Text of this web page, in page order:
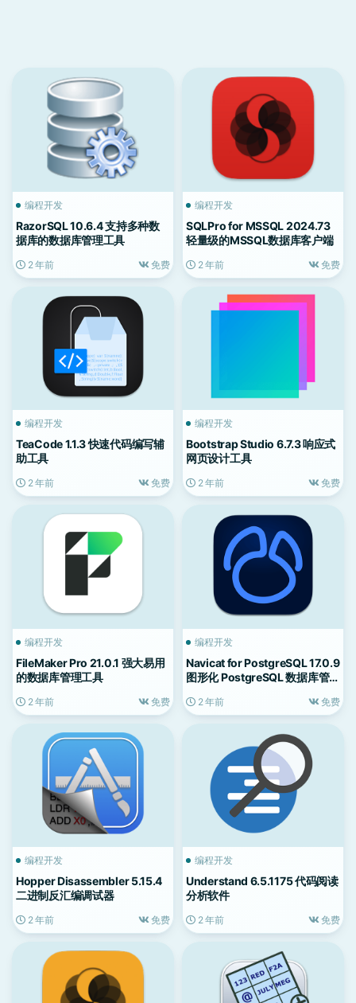
编程开发
RazorSQL 10.6.4 支持多种数
据库的数据库管理工具
2 年前 免费
编程开发
SQLPro for MSSQL 2024.73
轻量级的MSSQL数据库客户端
2 年前 免费
编程开发
TeaCode 1.1.3 快速代码编写辅
助工具
2 年前 免费
编程开发
Bootstrap Studio 6.7.3 响应式
网页设计工具
2 年前 免费
编程开发
FileMaker Pro 21.0.1 强大易用
的数据库管理工具
2 年前 免费
编程开发
Navicat for PostgreSQL 17.0.9
图形化 PostgreSQL 数据库管理
2 年前 免费
编程开发
Hopper Disassembler 5.15.4
二进制反汇编调试器
2 年前 免费
编程开发
Understand 6.5.1175 代码阅读
分析软件
2 年前 免费